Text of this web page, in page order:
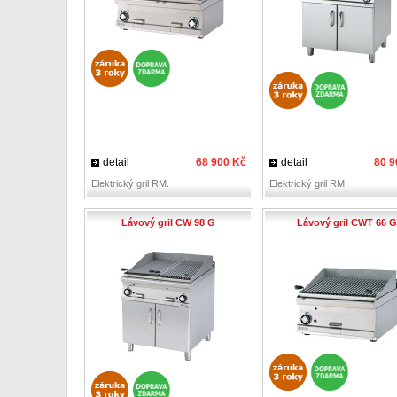
68 900 Kč
detail 80
detail
Elektrický gril RM. Elektrický gril RM.
Lávový gril CW 98 G Lávový gril CWT 66 G